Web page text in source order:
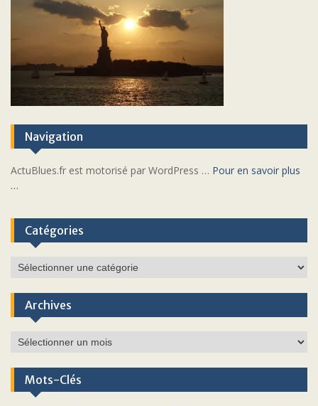
Navigation
ActuBlues.fr est motorisé par WordPress … Pour en savoir plus
…
Catégories
Catégories
Archives
Archives
Mots-Clés